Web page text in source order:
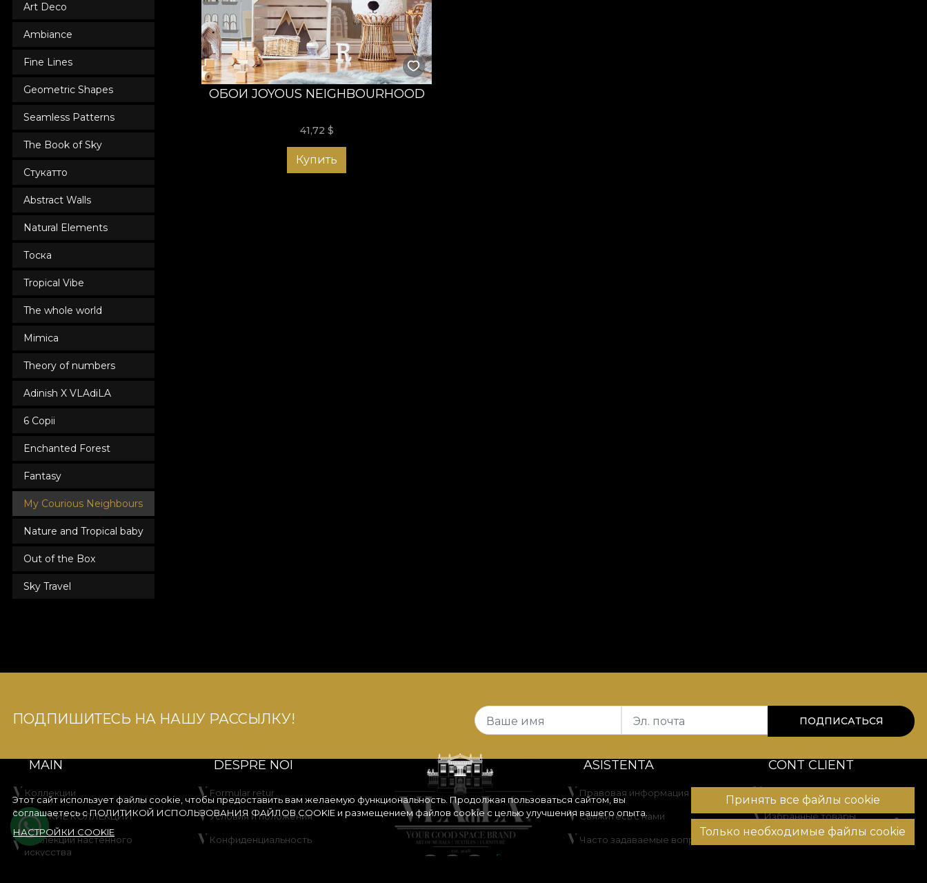
Art Deco
Ambiance
Fine Lines
Geometric Shapes
Seamless Patterns
The Book of Sky
Стукатто
Abstract Walls
Natural Elements
Тоска
Tropical Vibe
The whole world
Mimica
Theory of numbers
Adinish X VLAdiLA
6 Copii
Enchanted Forest
Fantasy
My Courious Neighbours
Nature and Tropical baby
Out of the Box
Sky Travel
ОБОИ JOYOUS NEIGHBOURHOOD
41,72 $
Купить
Этот сайт использует файлы cookie, чтобы предоставить вам желаемую функциональность. Продолжая пользоваться сайтом, вы
соглашаетесь сПОЛИТИКОЙ ИСПОЛЬЗОВАНИЯ ФАЙЛОВ COOKIE и размещением файлов cookie с целью улучшения вашего опыта.
НАСТРОЙКИ COOKIE
Принять все файлы cookie
Только необходимые файлы cookie
ПОДПИШИТЕСЬ НА НАШУ РАССЫЛКУ! Ваше имя Эл. почта ПОДПИСАТЬСЯ
MAIN
Коллекции
ДЕТСКИЕ КОЛЛЕКЦИИ
Коллекции настенного
искусства
DESPRE NOI
Formular retur
Условия и положения
Конфиденциальность
ASISTENTA
Правовая информация
Свяжитесь с нами
Часто задаваемые вопросы
CONT CLIENT
История заказов
Избранные товары
Способы оплаты